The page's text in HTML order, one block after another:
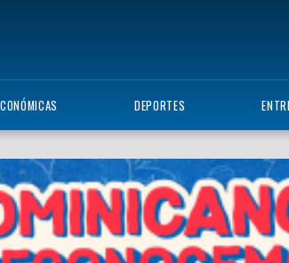
DEPORTES